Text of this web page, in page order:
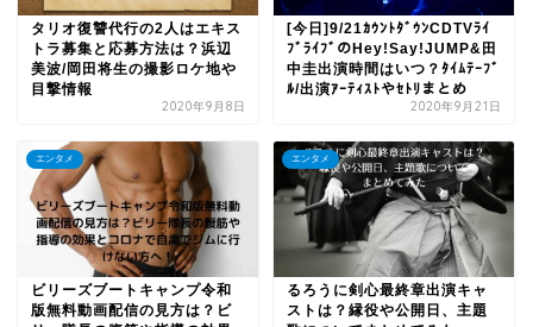
タリオ復讐代行の2人はエキス
トラ募集と応募方法は？浜辺
美波/岡田将生の撮影ロケ地や
目撃情報
2020年9月8日
[今日]9/21ｶｳﾝﾄﾀﾞｳﾝCDTVﾗｲ
ﾌﾞﾗｲﾌﾞのHey!Say!JUMP&田
中圭出演時間はいつ？ﾀｲﾑﾃｰﾌﾞ
ﾙ/出演ｱｰﾃｨｽﾄやｾﾄﾘまとめ
2020年9月21日
エンタメ
ビリーズブートキャンプ令和
版無料動画配信の見方は？ビ
エンタメ
るろうに剣心最終章出演キャ
ストは？縁役や公開日、主題